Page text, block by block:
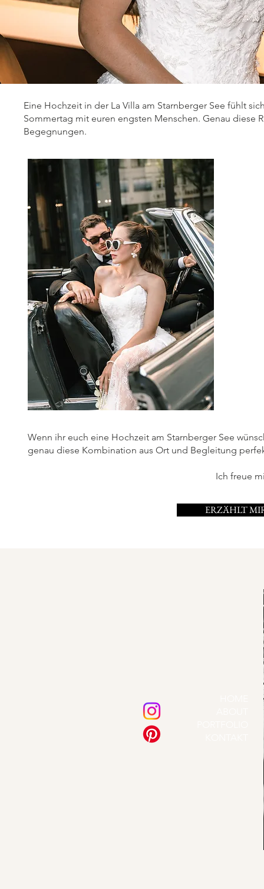
Eine Hochzeit in der La Villa am Starnberger See fühlt
Sommertag mit euren engsten Menschen. Genau diese
Begegnungen.
Wenn ihr euch eine Hochzeit am Starnberger See
genau diese Kombination aus Ort und Begleitung
Ich freue
ERZÄHLT